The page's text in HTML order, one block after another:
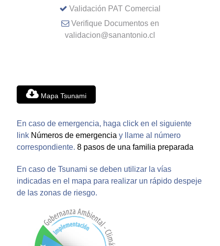
Validación PAT Comercial
Verifique Documentos en
validacion@sanantonio.cl
Mapa Tsunami
En caso de emergencia, haga click en el siguiente
link Números de emergencia y llame al número
correspondiente. 8 pasos de una familia preparada
En caso de Tsunami se deben utilizar la vías
indicadas en el mapa para realizar un rápido despeje
de las zonas de riesgo.